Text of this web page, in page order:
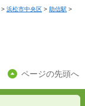
> 浜松市中央区 > 助信駅 >
ページの先頭へ